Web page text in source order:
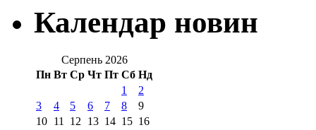
Календар новин
Серпень 2026
Пн Вт Ср Чт Пт Сб Нд
1
2
3
4 5 6 7 8
9
10 11 12 13 14 15 16